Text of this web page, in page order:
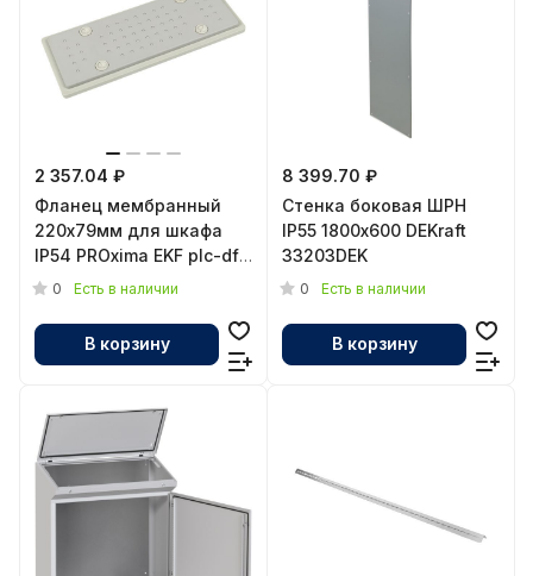
2 357.04 ₽
Фланец мембранный
220х79мм для шкафа
IP54 PROxima EKF plc-df-
w 0 Есть в наличии
В корзину
8 399.70 ₽
Стенка боковая ШРН
IP55 1800х600 DEKraft
33203DEK
0 Есть в наличии
В корзину